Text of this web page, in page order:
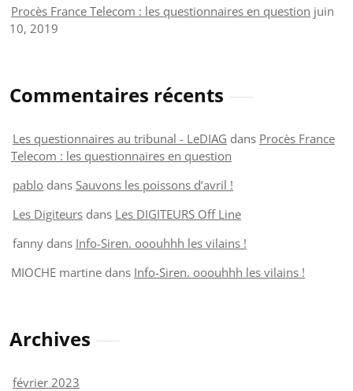
Procès France Telecom : les questionnaires en question juin
10, 2019
Commentaires récents
Les questionnaires au tribunal - LeDIAG dans Procès France
Telecom : les questionnaires en question
pablo dans Sauvons les poissons d’avril !
Les Digiteurs dans Les DIGITEURS Off Line
fanny dans Info-Siren. ooouhhh les vilains !
MIOCHE martine dans Info-Siren. ooouhhh les vilains !
Archives
février 2023